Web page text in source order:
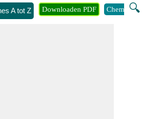
A tot Z 🔍
Downloaden PDF Chemie